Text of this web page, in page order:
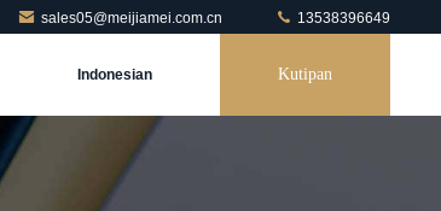
sales05@meijiamei.com.cn 13538396649
Indonesian Kutipan